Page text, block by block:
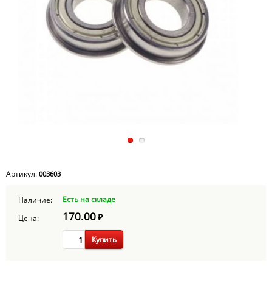
Артикул: 003603
Наличие:
Есть на складе
Цена:
170.00₽
Купить